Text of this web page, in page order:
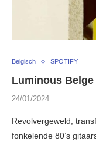
Belgisch SPOTIFY
Luminous Belge
24/01/2024
Revolvergeweld,
fonkelende 80’s